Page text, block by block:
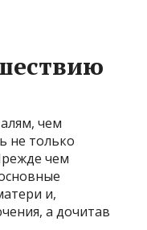
чем
не только
чем
и,
а дочитав